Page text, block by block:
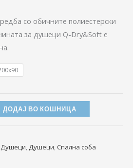
со обичните полиестерски
за душеци Q-Dry&Soft е
ДОДАЈ ВО КОШНИЦА
Душеци, Душеци, Спална соба